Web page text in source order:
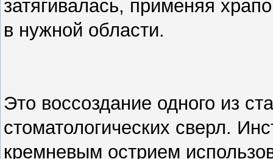
затягивалась, применяя
в нужной области.
Это воссоздание одного из
стоматологических сверл.
кремневым острием